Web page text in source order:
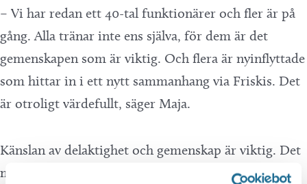
– Vi har redan ett 40-tal funktionärer och fler är på
gång. Alla tränar inte ens själva, för dem är det
gemenskapen som är viktig. Och flera är nyinflyttade
som hittar in i ett nytt sammanhang via Friskis. Det
är otroligt värdefullt, säger Maja.
Känslan av delaktighet och gemenskap är viktig. Det
märks också i rekryteringen, tycker Maja – trots att